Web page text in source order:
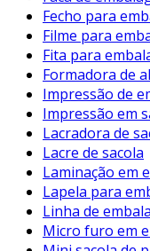
Fecho para
Filme para
Fita para
Formadora de
Impressão de
Impressão em
Lacradora de
Lacre de sacola
Laminação em
Lapela para
Linha de
Micro furo em